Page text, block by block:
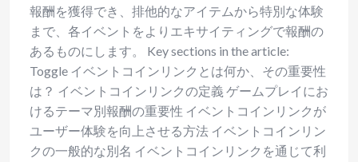
報酬を獲得でき、排他的なアイテムから特別な体験
まで、各イベントをよりエキサイティングで報酬の
あるものにします。 Key sections in the article:
Toggle イベントコインリンクとは何か、その重要性
は？ イベントコインリンクの定義 ゲームプレイにお
けるテーマ別報酬の重要性 イベントコインリンクが
ユーザー体験を向上させる方法 イベントコインリン
クの一般的な別名 イベントコインリンクを通じて利